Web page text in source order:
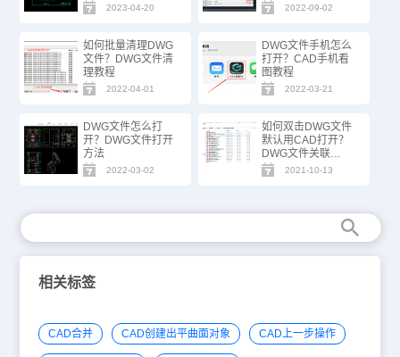
2023-04-20 2022-09-02
如何批量清理DWG
文件？DWG文件清
理教程
2022-04-01
DWG文件手机怎么
打开？CAD手机看
图教程
2022-03-21
DWG文件怎么打
开？DWG文件打开
方法
2022-03-02
如何双击DWG文件
默认用CAD打开？
DWG文件关联
CAD？2021-10-13
相关标签
CAD合并 CAD创建出平曲面对象 CAD上一步操作